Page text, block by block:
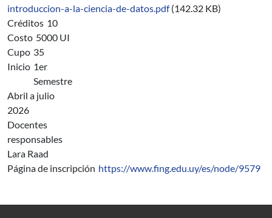
introduccion-a-la-ciencia-de-datos.pdf (142.32 KB)
Créditos 10
Costo 5000 UI
Cupo 35
Inicio 1er
Semestre
Abril a julio
2026
Docentes
responsables
Lara Raad
Página de inscripción https://www.fing.edu.uy/es/node/9579